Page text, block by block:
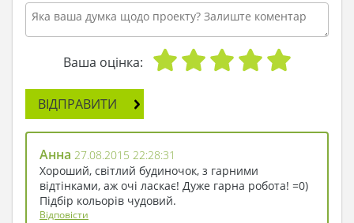
Ваша оцінка:
ВІДПРАВИТИ
Анна 27.08.2015 22:28:31
Хороший, світлий будиночок, з гарними
відтінками, аж очі ласкає! Дуже гарна робота! =0)
Підбір кольорів чудовий.
Відповісти